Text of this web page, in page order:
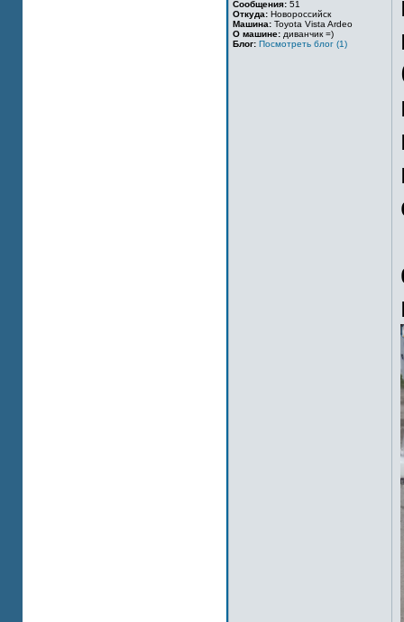
Сообщения: 51
Откуда: Новороссийск
Машина: Toyota Vista Ardeo
О машине: диванчик =)
Блог: Посмотреть блог (1)